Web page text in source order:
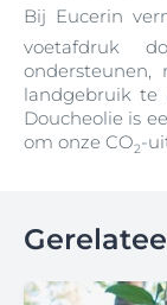
Bij Eucerin
voetafdruk
landgebruik te
Doucheolie is
om onze CO2-